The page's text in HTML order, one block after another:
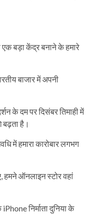
एक बड़ा केंद्र बनाने के हमारे
बाजार में अपनी
के दम पर दिसंबर तिमाही में
बढ़ता है।
में हमारा कारोबार लगभग
हमने ऑनलाइन स्टोर वहां
निर्माता दुनिया के